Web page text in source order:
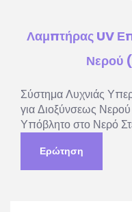
Λαμπτήρας UV
Νερού
Σύστημα Λυχνιάς
για Διοξύνσεως
Υπόβλητο στο Νερό
Ερώτηση